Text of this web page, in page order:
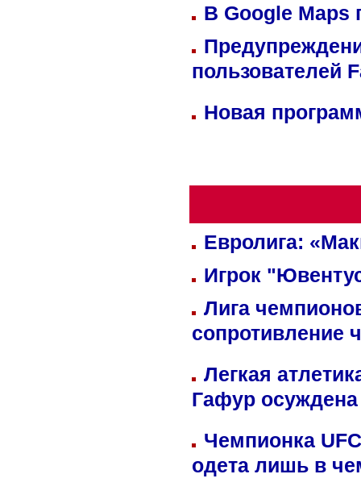
В Google Maps
пользователей
Новая
Евролига:
Игрок
Лига
сопротивление
Легкая
Гафур осуждена
Чемпионка
одета лишь в